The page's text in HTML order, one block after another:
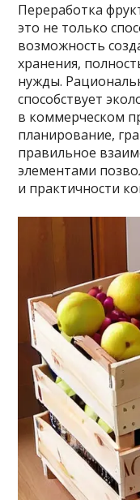
Переработка
это не только
возможность
хранения,
нужды.
способствует
в коммерческом
планирование,
правильное
элементами
и практичности